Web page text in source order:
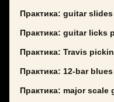
Практика: guitar
Практика: guitar licks
Практика: Travis
Практика: 12-bar
Практика: major scale